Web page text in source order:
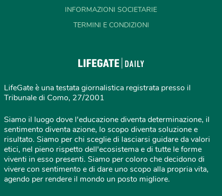
INFORMAZIONI SOCIETARIE
TERMINI E CONDIZIONI
LifeGate è una testata giornalistica registrata presso il
Tribunale di Como, 27/2001
Siamo il luogo dove l'educazione diventa determinazione, il
sentimento diventa azione, lo scopo diventa soluzione e
risultato. Siamo per chi sceglie di lasciarsi guidare da valori
etici, nel pieno rispetto dell'ecosistema e di tutte le forme
viventi in esso presenti. Siamo per coloro che decidono di
vivere con sentimento e di dare uno scopo alla propria vita,
agendo per rendere il mondo un posto migliore.